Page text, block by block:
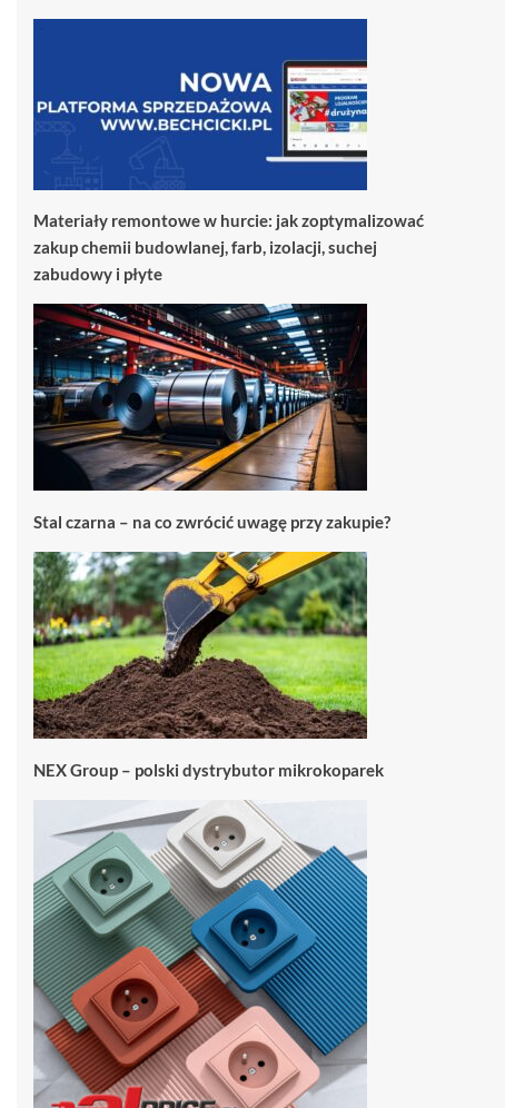
Materiały remontowe w hurcie: jak zoptymalizować
zakup chemii budowlanej, farb, izolacji, suchej
zabudowy i płyte
Stal czarna – na co zwrócić uwagę przy zakupie?
NEX Group – polski dystrybutor mikrokoparek